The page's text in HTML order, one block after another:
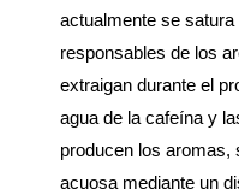
actualmente se
responsables de los
extraigan durante el
agua de la cafeína y
producen los aromas,
acuosa mediante un